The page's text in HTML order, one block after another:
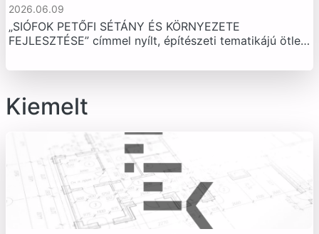
2026.06.09
„SIÓFOK PETŐFI SÉTÁNY ÉS KÖRNYEZETE
FEJLESZTÉSE” címmel nyílt, építészeti tematikájú ötle…
Kiemelt